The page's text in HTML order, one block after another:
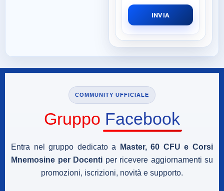
INVIA
COMMUNITY UFFICIALE
Gruppo Facebook
Entra nel gruppo dedicato a
Master, 60 CFU e Corsi
Mnemosine per Docenti per ricevere aggiornamenti su
promozioni, iscrizioni, novità e supporto.